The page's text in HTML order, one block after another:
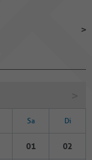
Sa Di
01 02